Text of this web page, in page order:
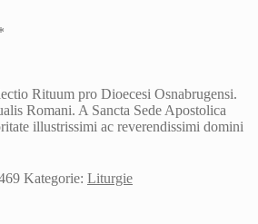
Rituum pro Dioecesi Osnabrugensi.
Romani. A Sancta Sede Apostolica
illustrissimi ac reverendissimi domini
Kategorie: Liturgie